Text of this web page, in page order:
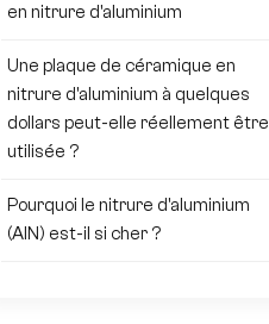
en nitrure d'aluminium
Une plaque de céramique en
nitrure d'aluminium à quelques
dollars peut-elle réellement être
utilisée ?
Pourquoi le nitrure d'aluminium
(AlN) est-il si cher ?